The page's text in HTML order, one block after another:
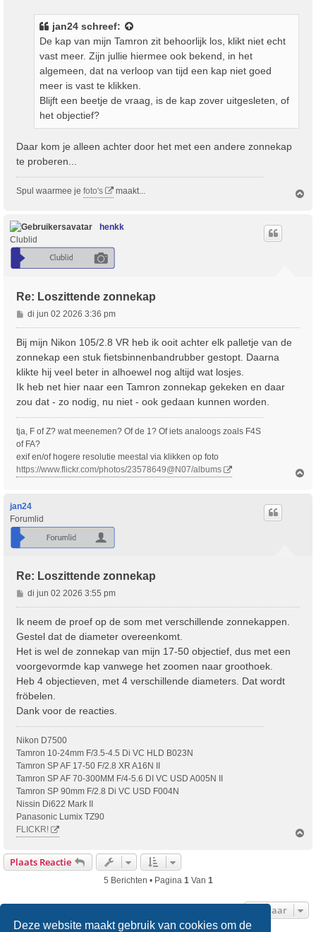
Deze website maakt gebruik van cookies om de
jan24 schreef:
De kap van mijn Tamron zit behoorlijk los, klikt niet echt
vast meer. Zijn jullie hiermee ook bekend, in het
algemeen, dat na verloop van tijd een kap niet goed
meer is vast te klikken.
Blijft een beetje de vraag, is de kap zover uitgesleten, of
het objectief?
Daar kom je alleen achter door het met een andere zonnekap
te proberen...
Spul waarmee je foto's maakt...
henkk
Clublid
Re: Loszittende zonnekap
B
e
r
h
di jun 02 2026 3:36 pm
Bij mijn Nikon 105/2.8 VR heb ik ooit achter elk palletje van de
zonnekap een stuk fietsbinnenbandrubber gestopt. Daarna
klikte hij veel beter in alhoewel nog altijd wat losjes.
Ik heb net hier naar een Tamron zonnekap gekeken en daar
zou dat - zo nodig, nu niet - ook gedaan kunnen worden.
tja, F of Z? wat meenemen? Of de 1? Of iets analoogs zoals F4S
of FA?
exif en/of hogere resolutie meestal via klikken op foto
https://www.flickr.com/photos/23578649@N07/albums
jan24
Forumlid
Re: Loszittende zonnekap
B
e
c
h
t
di jun 02 2026 3:55 pm
Ik neem de proef op de som met verschillende zonnekappen.
Gestel dat de diameter overeenkomt.
Het is wel de zonnekap van mijn 17-50 objectief, dus met een
voorgevormde kap vanwege het zoomen naar groothoek.
Heb 4 objectieven, met 4 verschillende diameters. Dat wordt
fröbelen.
Dank voor de reacties.
Nikon D7500
Tamron 10-24mm F/3.5-4.5 Di VC HLD B023N
Tamron SP AF 17-50 F/2.8 XR A16N II
Tamron SP AF 70-300MM F/4-5.6 DI VC USD A005N II
Tamron SP 90mm F/2.8 Di VC USD F004N
Nissin Di622 Mark II
Panasonic Lumix TZ90
FLICKR!
Plaats Reactie
5 Berichten • Pagina 1 Van 1
Ga Naar